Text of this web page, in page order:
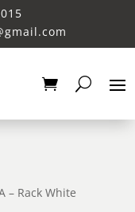
– Rack White